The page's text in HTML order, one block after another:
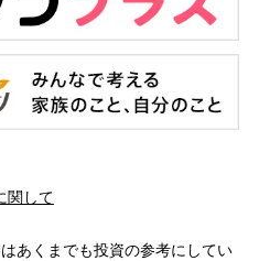
関して
あくまでも投資の参考にしてい